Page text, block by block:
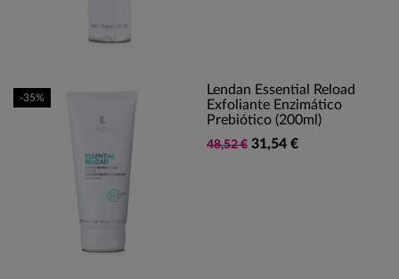
Lendan Essential Reload
Exfoliante Enzimático
Prebiótico (200ml)
48,52 € 31,54 €
-35%